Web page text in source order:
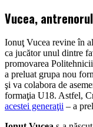
Vucea,
Ionuţ Vucea revine în
ca jucător unul dintre
promovarea
a preluat grupa nou
şi va colabora de
formaţia U18. Astfel,
acestei generaţii – a